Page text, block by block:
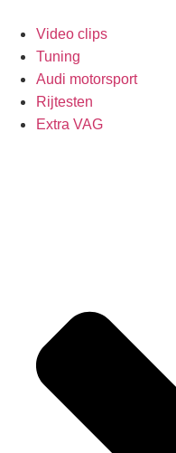
Video clips
Tuning
Audi motorsport
Rijtesten
Extra VAG